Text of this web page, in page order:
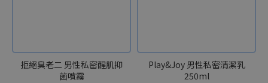
拒絕臭老二 男性私密醒肌抑
菌噴霧
Play&Joy 男性私密清潔乳
250ml